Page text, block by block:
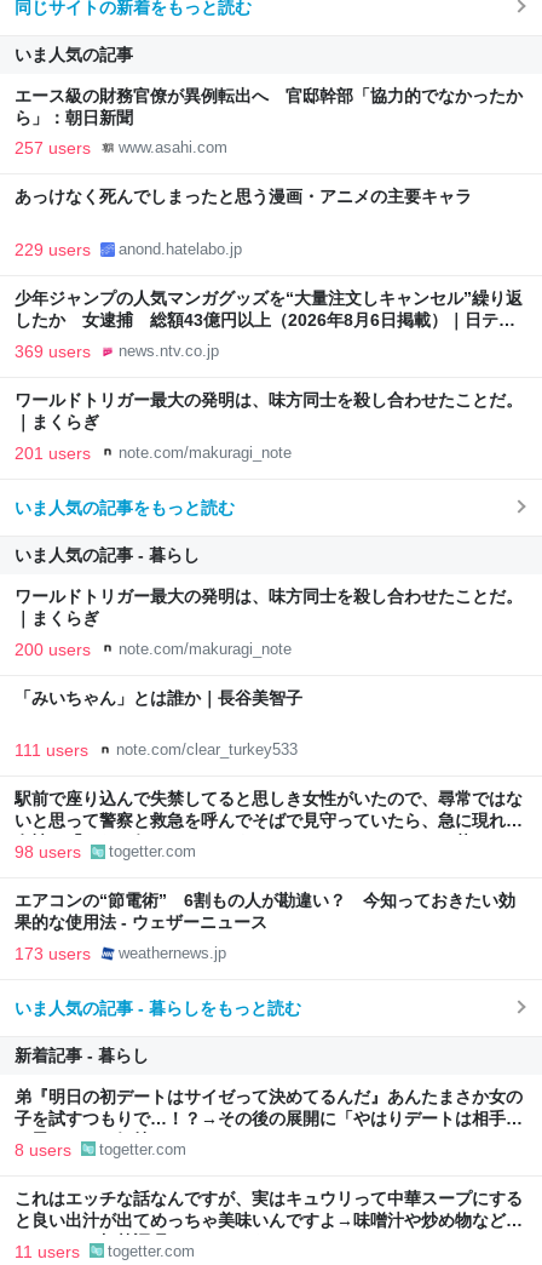
同じサイトの新着をもっと読む
いま人気の記事
エース級の財務官僚が異例転出へ 官邸幹部「協力的でなかったか
ら」：朝日新聞
257 users www.asahi.com
あっけなく死んでしまったと思う漫画・アニメの主要キャラ
229 users anond.hatelabo.jp
少年ジャンプの人気マンガグッズを“大量注文しキャンセル”繰り返
したか 女逮捕 総額43億円以上（2026年8月6日掲載）｜日テレ
NEWS NNN
369 users news.ntv.co.jp
ワールドトリガー最大の発明は、味方同士を殺し合わせたことだ。
｜まくらぎ
201 users note.com/makuragi_note
いま人気の記事をもっと読む
いま人気の記事 - 暮らし
ワールドトリガー最大の発明は、味方同士を殺し合わせたことだ。
｜まくらぎ
200 users note.com/makuragi_note
「みいちゃん」とは誰か｜長谷美智子
111 users note.com/clear_turkey533
駅前で座り込んで失禁してると思しき女性がいたので、尋常ではな
いと思って警察と救急を呼んでそばで見守っていたら、急に現れた
女性に「あなた何してるんですか！？」とスマホをはたき落とされ
98 users togetter.com
エアコンの“節電術” 6割もの人が勘違い？ 今知っておきたい効
果的な使用法 - ウェザーニュース
173 users weathernews.jp
いま人気の記事 - 暮らしをもっと読む
新着記事 - 暮らし
弟『明日の初デートはサイゼって決めてるんだ』あんたまさか女の
子を試すつもりで…！？→その後の展開に「やはりデートは相手へ
の思いやりの気持ち」
8 users togetter.com
これはエッチな話なんですが、実はキュウリって中華スープにする
と良い出汁が出てめっちゃ美味いんですよ→味噌汁や炒め物など、
キュウリの加熱調理はいろいろある
11 users togetter.com